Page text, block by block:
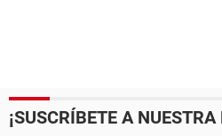
¡SUSCRÍBETE A